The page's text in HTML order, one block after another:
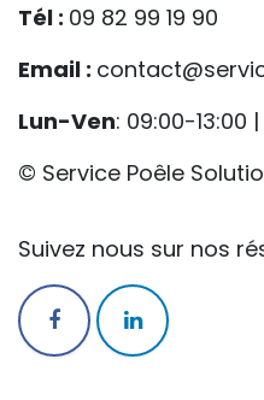
Tél : 09 82 99 19 90
Email :
Lun-Ven: 09:00-13:00
© Service Poêle
Suivez nous sur nos